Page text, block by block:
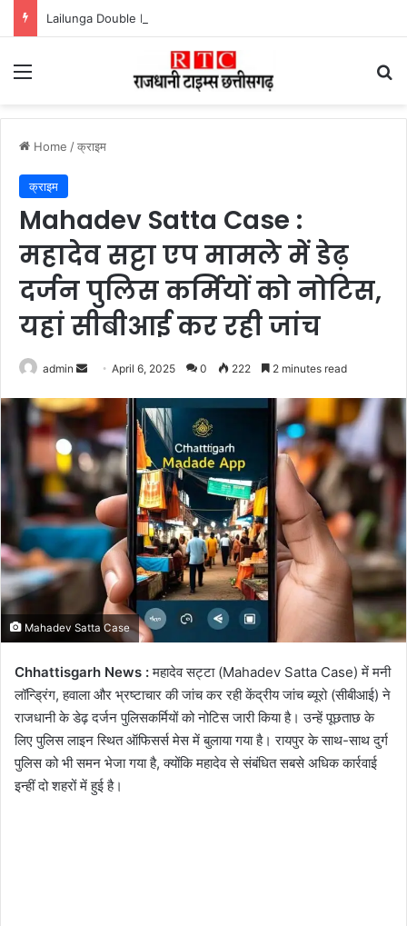
Menu
Home /क्राइम
क्राइम
Mahadev Satta Case :
महादेव सट्टा एप मामले में डेढ़
दर्जन पुलिस कर्मियों को नोटिस,
यहां सीबीआई कर रही जांच
admin
Send
email
April 6, 2025 0 222 2 minutes read
Mahadev Satta Case
Chhattisgarh News :महादेव सट्टा (Mahadev Satta Case) में मनी
लॉन्ड्रिंग, हवाला और भ्रष्टाचार की जांच कर रही केंद्रीय जांच ब्यूरो (सीबीआई) ने
राजधानी के डेढ़ दर्जन पुलिसकर्मियों को नोटिस जारी किया है। उन्हें पूछताछ के
लिए पुलिस लाइन स्थित ऑफिसर्स मेस में बुलाया गया है। रायपुर के साथ-साथ दुर्ग
पुलिस को भी समन भेजा गया है, क्योंकि महादेव से संबंधित सबसे अधिक कार्रवाई
इन्हीं दो शहरों में हुई है।